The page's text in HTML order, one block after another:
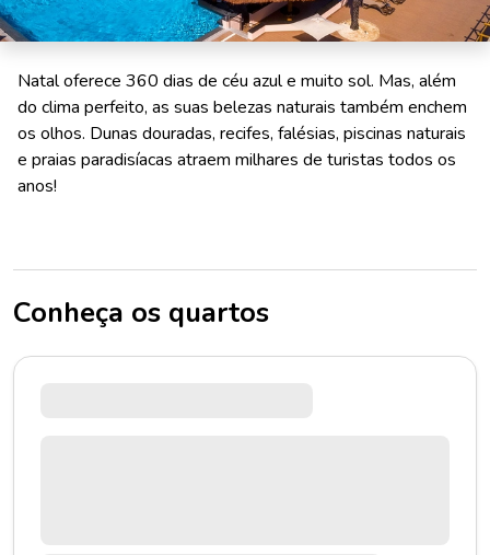
Natal oferece 360 dias de céu azul e muito sol. Mas, além
do clima perfeito, as suas belezas naturais também enchem
os olhos. Dunas douradas, recifes, falésias, piscinas naturais
e praias paradisíacas atraem milhares de turistas todos os
anos!
Conheça os quartos